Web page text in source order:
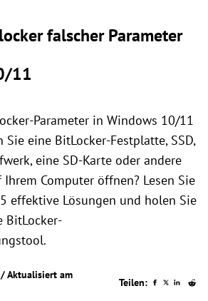
falscher Parameter
11
Parameter in Windows 10/11
eine BitLocker-Festplatte, SSD,
eine SD-Karte oder andere
Computer öffnen? Lesen Sie
effektive Lösungen und holen Sie
BitLocker-
/ Aktualisiert am
Teilen: